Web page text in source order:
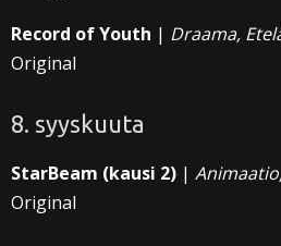
Record of Youth | Draama,
Original
8. syyskuuta
StarBeam (kausi 2) |
Original